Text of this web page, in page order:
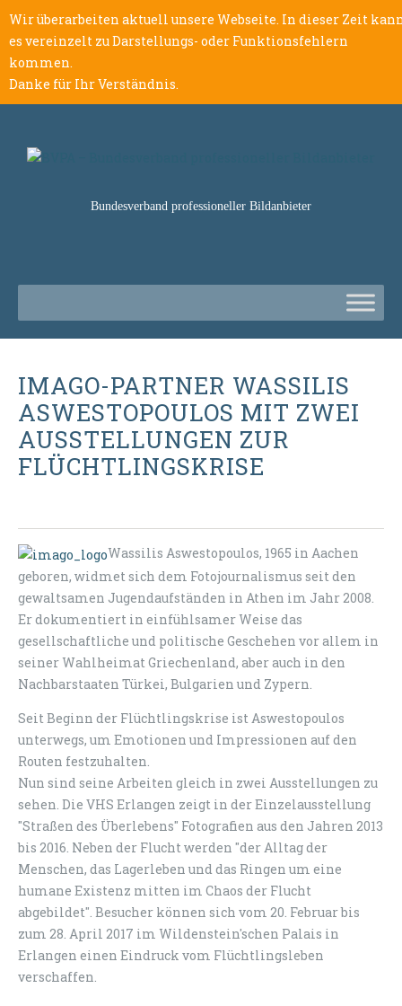
Wir überarbeiten aktuell unsere Webseite. In dieser Zeit
es vereinzelt zu Darstellungs- oder Funktionsfehlern
kommen.
Danke für Ihr Verständnis.
Bundesverband professioneller Bildanbieter
IMAGO-PARTNER WASSILIS
ASWESTOPOULOS MIT ZWEI
AUSSTELLUNGEN ZUR
FLÜCHTLINGSKRISE
Wassilis Aswestopoulos, 1965 in Aachen
geboren, widmet sich dem Fotojournalismus seit den
gewaltsamen Jugendaufständen in Athen im Jahr 2008.
Er dokumentiert in einfühlsamer Weise das
gesellschaftliche und politische Geschehen vor allem in
seiner Wahlheimat Griechenland, aber auch in den
Nachbarstaaten Türkei, Bulgarien und Zypern.
Seit Beginn der Flüchtlingskrise ist Aswestopoulos
unterwegs, um Emotionen und Impressionen auf den
Routen festzuhalten.
Nun sind seine Arbeiten gleich in zwei Ausstellungen zu
sehen. Die VHS Erlangen zeigt in der Einzelausstellung
"Straßen des Überlebens" Fotografien aus den Jahren 2013
bis 2016. Neben der Flucht werden "der Alltag der
Menschen, das Lagerleben und das Ringen um eine
humane Existenz mitten im Chaos der Flucht
abgebildet". Besucher können sich vom 20. Februar bis
zum 28. April 2017 im Wildenstein'schen Palais in
Erlangen einen Eindruck vom Flüchtlingsleben
verschaffen.